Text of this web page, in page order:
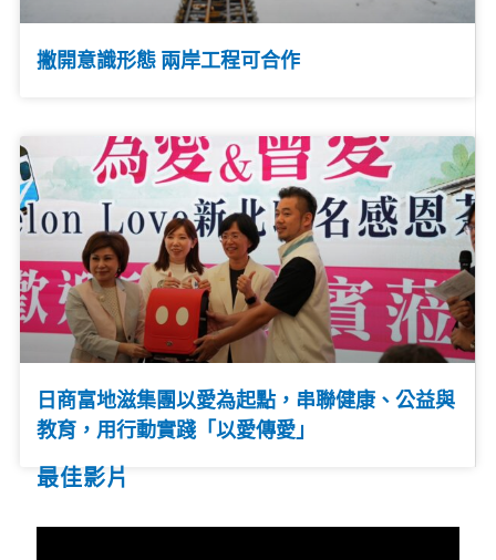
撇開意識形態 兩岸工程可合作
日商富地滋集團以愛為起點，串聯健康、公益與
教育，用行動實踐「以愛傳愛」
最佳影片